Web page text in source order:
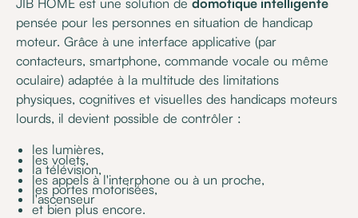
pensée pour les personnes en situation de handicap
moteur. Grâce à une interface applicative (par
contacteurs, smartphone, commande vocale ou même
oculaire) adaptée à la multitude des limitations
physiques, cognitives et visuelles des handicaps moteurs
lourds, il devient possible de contrôler :
les lumières,
les volets,
la télévision,
les appels à l'interphone ou à un proche,
les portes motorisées,
l'ascenseur
et bien plus encore.